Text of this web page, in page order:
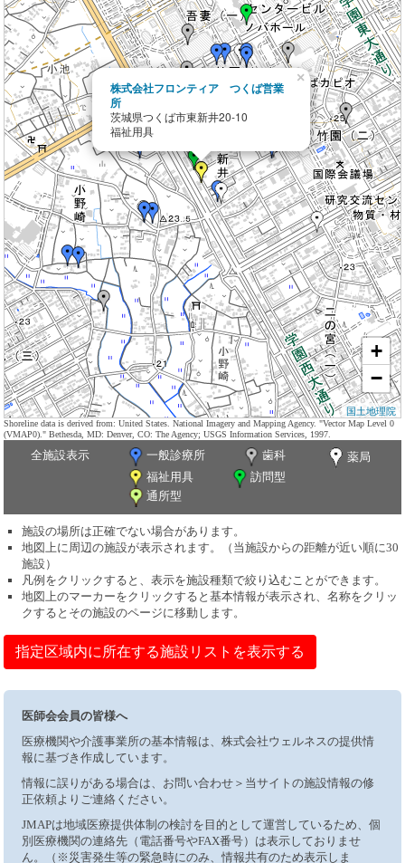
株式会社フロンティア つくば営業
所
茨城県つくば市東新井20-10
福祉用具
×
+
−
国土地理院
Shoreline data is derived from: United States. National Imagery and Mapping Agency. "Vector Map Level 0
(VMAP0)." Bethesda, MD: Denver, CO: The Agency; USGS Information Services, 1997.
全施設表示 一般診療所 歯科
薬局
福祉用具
訪問型
通所型
施設の場所は正確でない場合があります。
地図上に周辺の施設が表示されます。（当施設からの距離が近い順に30
施設）
凡例をクリックすると、表示を施設種類で絞り込むことができます。
地図上のマーカーをクリックすると基本情報が表示され、名称をクリッ
クするとその施設のページに移動します。
指定区域内に所在する施設リストを表示する
医師会会員の皆様へ
医療機関や介護事業所の基本情報は、株式会社ウェルネスの提供情
報に基づき作成しています。
情報に誤りがある場合は、お問い合わせ＞当サイトの施設情報の修
正依頼よりご連絡ください。
JMAPは地域医療提供体制の検討を目的として運営しているため、個
別医療機関の連絡先（電話番号やFAX番号）は表示しておりませ
ん。（※災害発生等の緊急時にのみ、情報共有のため表示しま